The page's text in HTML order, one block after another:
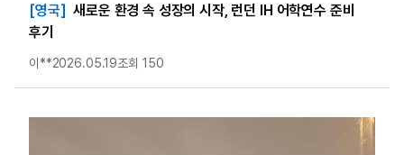
[영국] 새로운 환경 속 성장의 시작, 런던 IH 어학연수 준비
후기
이**2026.05.19조회 150